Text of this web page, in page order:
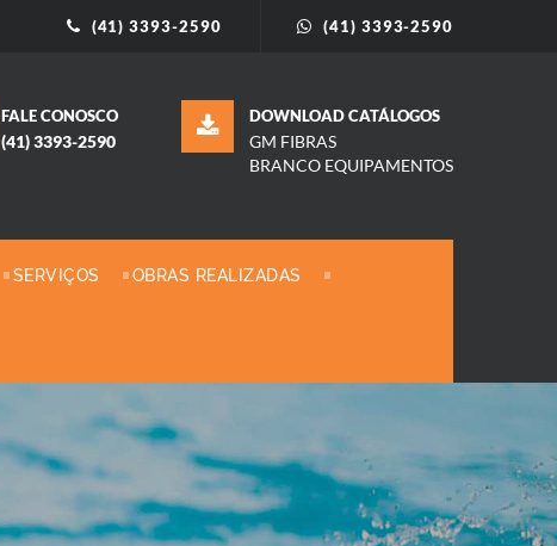
(41) 3393-2590 (41) 3393-2590
FALE CONOSCO
(41) 3393-2590
DOWNLOAD CATÁLOGOS
GM FIBRAS
BRANCO EQUIPAMENTOS
SERVIÇOS OBRAS REALIZADAS